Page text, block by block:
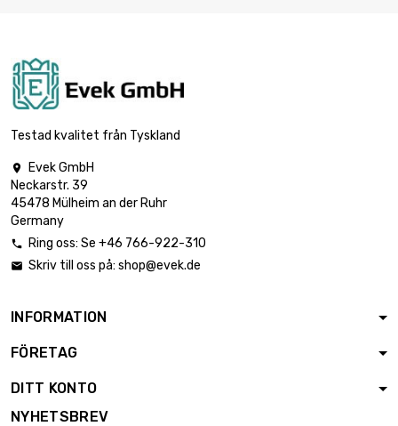
Testad kvalitet från Tyskland

Evek GmbH
Neckarstr. 39
45478 Mülheim an der Ruhr
Germany
 Ring oss: Se +46 766-922-310
 Skriv till oss på: shop@evek.de
INFORMATION
FÖRETAG
DITT KONTO
NYHETSBREV